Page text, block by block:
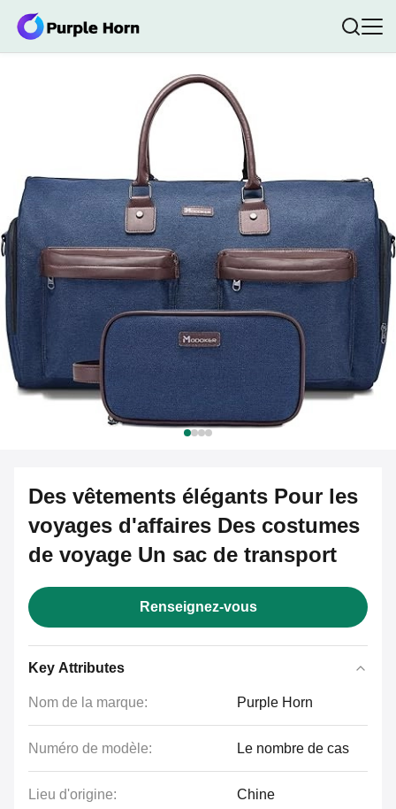
Des vêtements élégants Pour les
voyages d'affaires Des costumes
de voyage Un sac de transport
Renseignez-vous
Key Attributes
Nom de la marque: Purple Horn
Numéro de modèle: Le nombre de cas
Lieu d'origine: Chine